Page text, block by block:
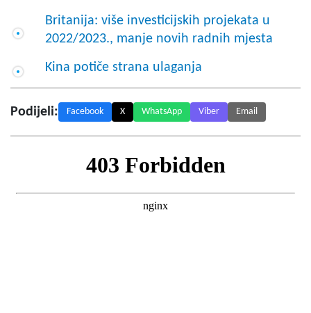
Britanija: više investicijskih projekata u
2022/2023., manje novih radnih mjesta
Kina potiče strana ulaganja
Podijeli: Facebook X WhatsApp Viber Email